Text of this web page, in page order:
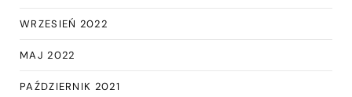
WRZESIEŃ 2022
MAJ 2022
PAŹDZIERNIK 2021